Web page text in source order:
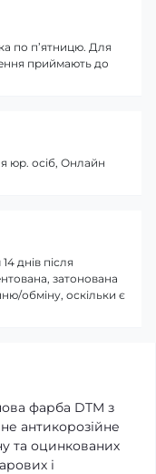
фарба DTM з
антикорозійне
та оцинкованих
і
по п’ятницю. Для
приймають до
юр. осіб, Онлайн
днів після
затонована
обміну, оскільки є